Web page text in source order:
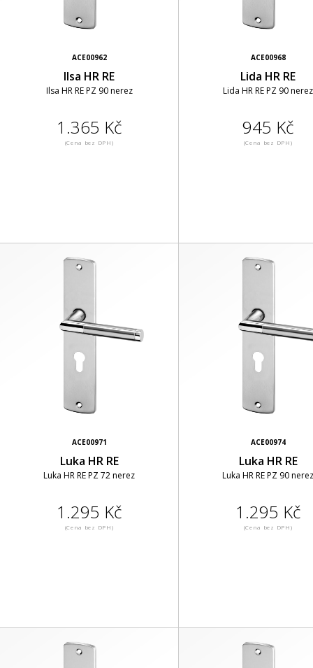
ACE00962
Ilsa HR RE
Ilsa HR RE PZ 90 nerez
1.365 Kč
(Cena bez DPH)
ACE00968
Lida HR RE
Lida HR RE PZ 90 nerez
945 Kč
(Cena bez DPH)
ACE00971
Luka HR RE
Luka HR RE PZ 72 nerez
1.295 Kč
(Cena bez DPH)
ACE00974
Luka HR RE
Luka HR RE PZ 90 nerez
1.295 Kč
(Cena bez DPH)